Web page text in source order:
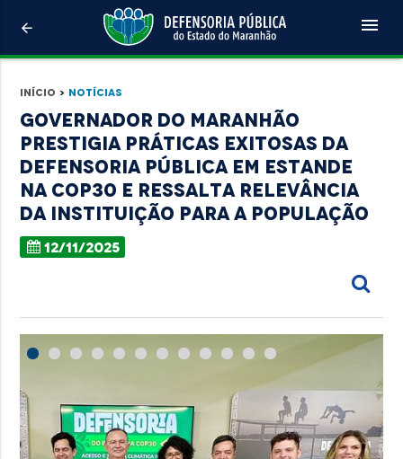
arrow_back menu
Início > Notícias
Governador do Maranhão
prestigia práticas exitosas da
Defensoria Pública em estande
na COP30 e ressalta relevância
da instituição para a população
12/11/2025